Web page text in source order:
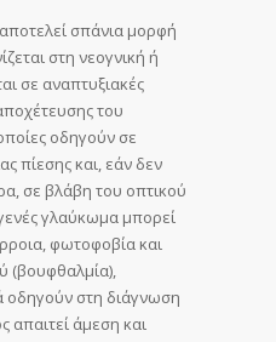
σπάνια μορφή
στη νεογνική ή
σε αναπτυξιακές
του
οδηγούν σε
πίεσης και, εάν δεν
σε βλάβη του οπτικού
γλαύκωμα μπορεί
φωτοφοβία και
(βουφθαλμία),
στη διάγνωση
απαιτεί άμεση και